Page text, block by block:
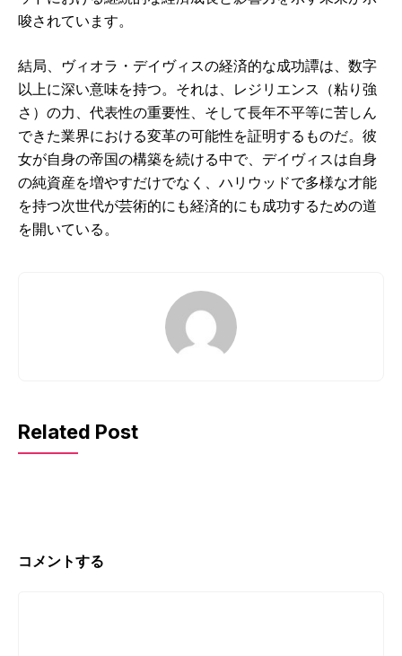
唆されています。
結局、ヴィオラ・デイヴィスの経済的な成功譚は、数字
以上に深い意味を持つ。それは、レジリエンス（粘り強
さ）の力、代表性の重要性、そして長年不平等に苦しん
できた業界における変革の可能性を証明するものだ。彼
女が自身の帝国の構築を続ける中で、デイヴィスは自身
の純資産を増やすだけでなく、ハリウッドで多様な才能
を持つ次世代が芸術的にも経済的にも成功するための道
を開いている。
Related Post
コメントする